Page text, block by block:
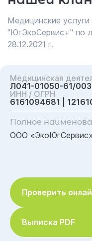
Медицинские
"ЮгЭкоСервис+" по
28.12.2021 г.
Медицинская
Л041-01050-61/
ИНН / ОГРН
6161094681 |
Полное
ООО «ЭкоЮгСервис»
Проверить
Выписка PDF